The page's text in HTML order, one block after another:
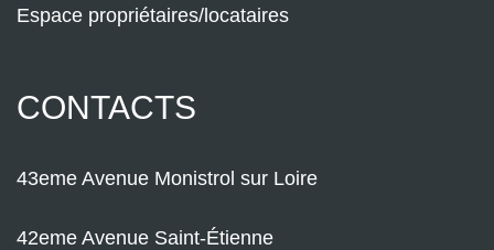
Espace propriétaires/locataires
CONTACTS
43eme Avenue Monistrol sur Loire
42eme Avenue Saint-Étienne